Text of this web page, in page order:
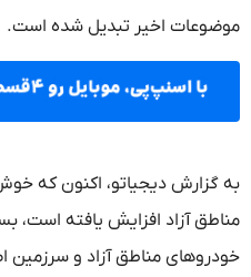
اخیر تبدیل شده است.
دیجیاتو، اکنون که خوش‌بینی‌ها
افزایش یافته است، بسیاری از
مناطق آزاد و سرزمین اصلی از